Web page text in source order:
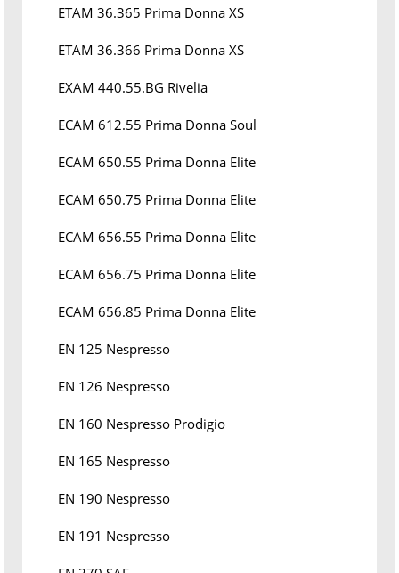
ETAM 36.365 Prima Donna XS
ETAM 36.366 Prima Donna XS
EXAM 440.55.BG Rivelia
ECAM 612.55 Prima Donna Soul
ECAM 650.55 Prima Donna Elite
ECAM 650.75 Prima Donna Elite
ECAM 656.55 Prima Donna Elite
ECAM 656.75 Prima Donna Elite
ECAM 656.85 Prima Donna Elite
EN 125 Nespresso
EN 126 Nespresso
EN 160 Nespresso Prodigio
EN 165 Nespresso
EN 190 Nespresso
EN 191 Nespresso